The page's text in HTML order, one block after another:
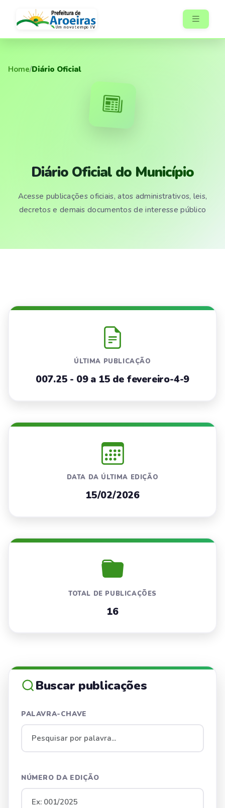
Home/Diário Oficial
Diário Oficial do Município
Acesse publicações oficiais, atos administrativos, leis,
decretos e demais documentos de interesse público
ÚLTIMA PUBLICAÇÃO
007.25 - 09 a 15 de fevereiro-4-9
DATA DA ÚLTIMA EDIÇÃO
15/02/2026
TOTAL DE PUBLICAÇÕES
16
Buscar publicações
PALAVRA-CHAVE
NÚMERO DA EDIÇÃO